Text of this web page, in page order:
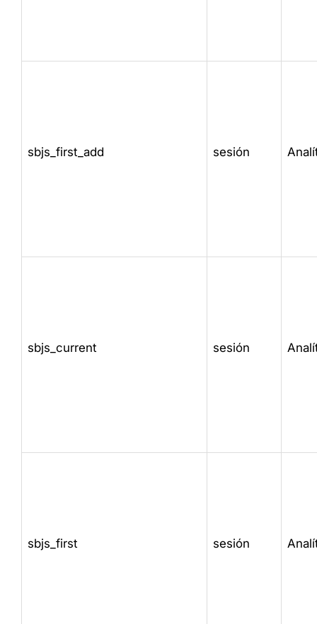
sbjs_first_add sesión
sbjs_current sesión
sbjs_first sesión